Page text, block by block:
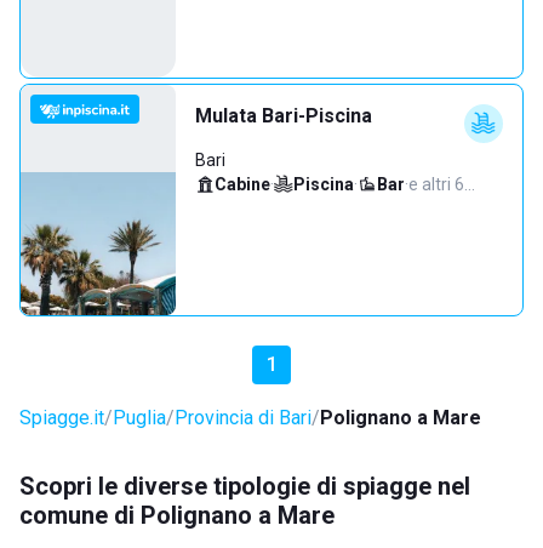
Mulata Bari-Piscina
Bari
Cabine· Piscina· Bar·e altri 6…
1
Spiagge.it Puglia Provincia di Bari Polignano a Mare
Scopri le diverse tipologie di spiagge nel
comune di Polignano a Mare